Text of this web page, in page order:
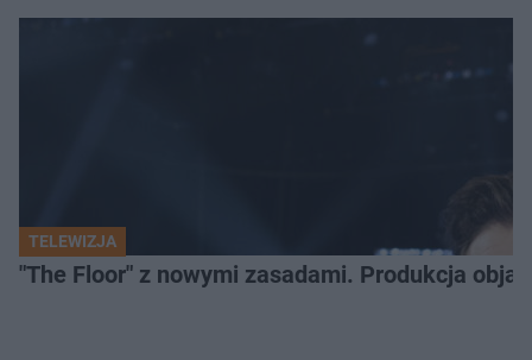
TELEWIZJA
"The Floor" z nowymi zasadami. Produkcja